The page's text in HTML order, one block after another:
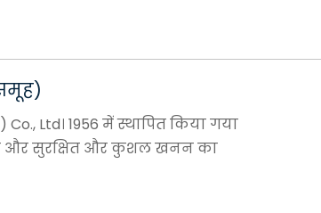
Ltd। 1956 में स्थापित किया गया
और सुरक्षित और कुशल खनन का